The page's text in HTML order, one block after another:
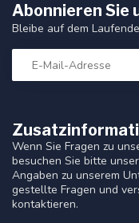
Wenn Sie Fragen zu
besuchen Sie bitte
Angaben zu unserem
gestellte Fragen und
kontaktieren.
Abonnieren Sie
Bleibe auf dem